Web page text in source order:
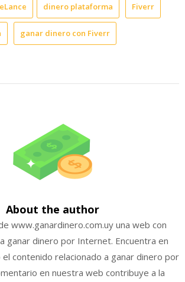
dinero plataforma Fiverr
ganar dinero con Fiverr
About the author
www.ganardinero.com.uy una web con
ganar dinero por Internet. Encuentra en
contenido relacionado a ganar dinero por
en nuestra web contribuye a la